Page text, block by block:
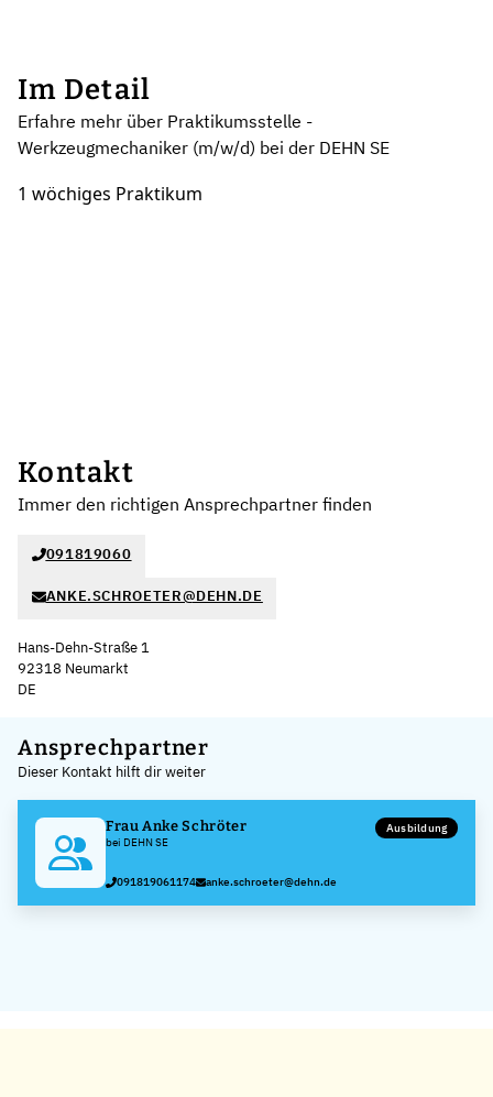
Im Detail
Erfahre mehr über Praktikumsstelle -
Werkzeugmechaniker (m/w/d) bei der DEHN SE
1 wöchiges Praktikum
Kontakt
Immer den richtigen Ansprechpartner finden
091819060
ANKE.SCHROETER@DEHN.DE
Hans-Dehn-Straße 1
92318 Neumarkt
DE
+
−
Ansprechpartner
Dieser Kontakt hilft dir weiter
Frau Anke Schröter
bei DEHN SE
Ausbildung
091819061174 anke.schroeter@dehn.de